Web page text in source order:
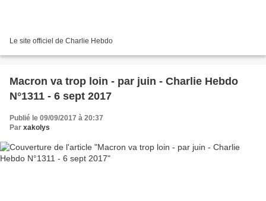
Le site officiel de Charlie Hebdo
Macron va trop loin - par juin - Charlie Hebdo
N°1311 - 6 sept 2017
Publié le 09/09/2017 à 20:37
Par xakolys